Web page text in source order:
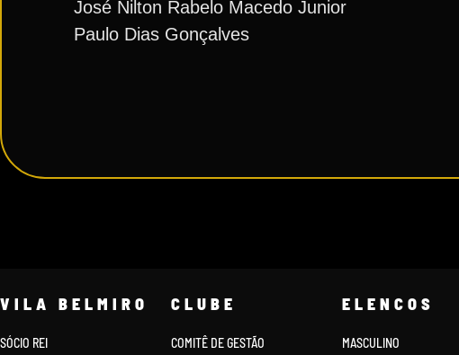
José Nilton Rabelo Macedo Junior
Paulo Dias Gonçalves
VILA BELMIRO
SÓCIO REI
CLUBE
COMITÊ DE GESTÃO
ELENCOS
MASCULINO